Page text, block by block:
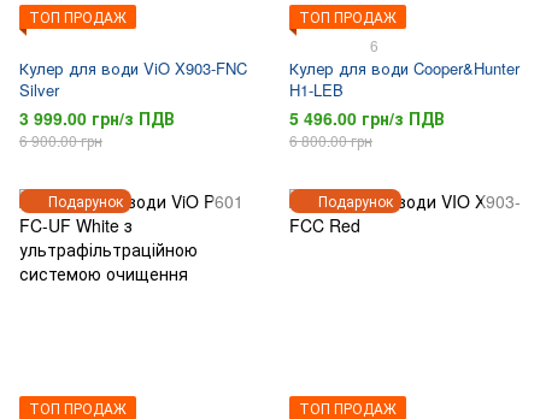
ТОП ПРОДАЖ
Кулер для води ViO X903-FNC
Silver
3 999.00 грн/з ПДВ
6 900.00 грн
ТОП ПРОДАЖ
6
Кулер для води Cooper&Hunter
H1-LEB
5 496.00 грн/з ПДВ
6 800.00 грн
Подарунок
ТОП ПРОДАЖ
Подарунок
ТОП ПРОДАЖ